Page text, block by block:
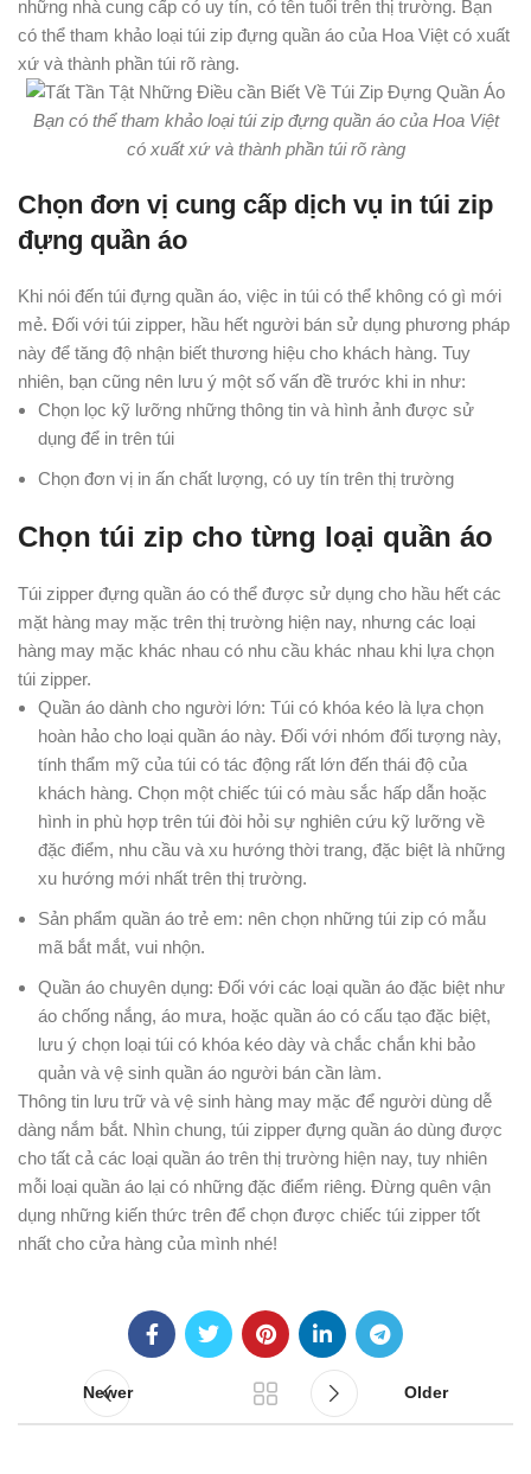
những nhà cung cấp có uy tín, có tên tuổi trên thị trường. Bạn
có thể tham khảo loại túi zip đựng quần áo của Hoa Việt có xuất
xứ và thành phần túi rõ ràng.
Bạn có thể tham khảo loại túi zip đựng quần áo của Hoa Việt
có xuất xứ và thành phần túi rõ ràng
Chọn đơn vị cung cấp dịch vụ in túi zip
đựng quần áo
Khi nói đến túi đựng quần áo, việc in túi có thể không có gì mới
mẻ. Đối với túi zipper, hầu hết người bán sử dụng phương pháp
này để tăng độ nhận biết thương hiệu cho khách hàng. Tuy
nhiên, bạn cũng nên lưu ý một số vấn đề trước khi in như:
Chọn lọc kỹ lưỡng những thông tin và hình ảnh được sử
dụng để in trên túi
Chọn đơn vị in ấn chất lượng, có uy tín trên thị trường
Chọn túi zip cho từng loại quần áo
Túi zipper đựng quần áo có thể được sử dụng cho hầu hết các
mặt hàng may mặc trên thị trường hiện nay, nhưng các loại
hàng may mặc khác nhau có nhu cầu khác nhau khi lựa chọn
túi zipper.
Quần áo dành cho người lớn: Túi có khóa kéo là lựa chọn
hoàn hảo cho loại quần áo này. Đối với nhóm đối tượng này,
tính thẩm mỹ của túi có tác động rất lớn đến thái độ của
khách hàng. Chọn một chiếc túi có màu sắc hấp dẫn hoặc
hình in phù hợp trên túi đòi hỏi sự nghiên cứu kỹ lưỡng về
đặc điểm, nhu cầu và xu hướng thời trang, đặc biệt là những
xu hướng mới nhất trên thị trường.
Sản phẩm quần áo trẻ em: nên chọn những túi zip có mẫu
mã bắt mắt, vui nhộn.
Quần áo chuyên dụng: Đối với các loại quần áo đặc biệt như
áo chống nắng, áo mưa, hoặc quần áo có cấu tạo đặc biệt,
lưu ý chọn loại túi có khóa kéo dày và chắc chắn khi bảo
quản và vệ sinh quần áo người bán cần làm.
Thông tin lưu trữ và vệ sinh hàng may mặc để người dùng dễ
dàng nắm bắt. Nhìn chung, túi zipper đựng quần áo dùng được
cho tất cả các loại quần áo trên thị trường hiện nay, tuy nhiên
mỗi loại quần áo lại có những đặc điểm riêng. Đừng quên vận
dụng những kiến ​​thức trên để chọn được chiếc túi zipper tốt
nhất cho cửa hàng của mình nhé!
Newer Older